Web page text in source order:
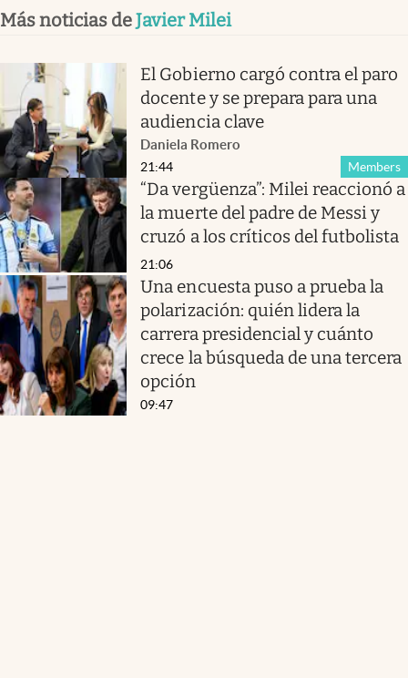
Más noticias deJavier Milei
El Gobierno cargó contra el paro
docente y se prepara para una
audiencia clave
Daniela Romero
Members
21:44
“Da vergüenza”: Milei reaccionó a
la muerte del padre de Messi y
cruzó a los críticos del futbolista
21:06
Una encuesta puso a prueba la
polarización: quién lidera la
carrera presidencial y cuánto
crece la búsqueda de una tercera
opción
09:47